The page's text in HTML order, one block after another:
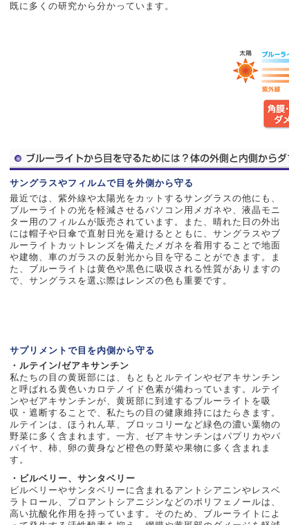
既に多くの研究から分かっています。
サングラスやフィルムで目を外側から守る
最近では、紫外線や太陽光をカットするサングラスの他にも、
ブルーライトの光を軽減させるパソコン用メガネや、液晶モニ
ター用のフィルムが販売されています。また、晴れた日の外出
には帽子や日傘で直射日光を避けるとともに、サングラスやブ
ルーライトカットレンズを備えたメガネを着用することで地面
や建物、車のガラスの反射光から目を守ることができます。ま
た、ブルーライトは黄色や黒色に吸収される性質がありますの
で、サングラスを選ぶ際はレンズの色も重要です。
サプリメントで目を内側から守る
・ルテイン/ゼアキサンチン
私たちの目の黄斑部には、もともとルテインやゼアキサンチン
と呼ばれる黄色いカロテノイド色素が備わっています。ルテイ
ンやゼアキサンチンが、黄斑部に到達するブルーライトを吸
収・遮断することで、私たちの目の健康維持にはたらきます。
ルテインは、ほうれん草、ブロッコリーなど緑色の濃い葉物の
野菜に多く含まれます。一方、ゼアキサンチンはパプリカやパ
パイヤ、柿、卵の黄身など橙色の野菜や果物に多く含まれま
す。
・ビルベリー、サンタベリー
ビルベリーやサンタベリーに含まれるアントシアニンやレスベ
ラトロール、プロアントシアニジンなどのポリフェノールは、
高い抗酸化作用を持っています。そのため、ブルーライトによ